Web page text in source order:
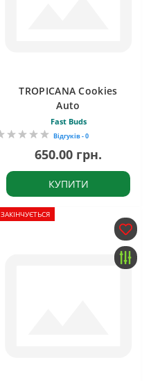
TROPICANA Cookies
Auto
Fast Buds
Відгуків - 0
650.00 грн.
КУПИТИ
ЗАКІНЧУЄТЬСЯ